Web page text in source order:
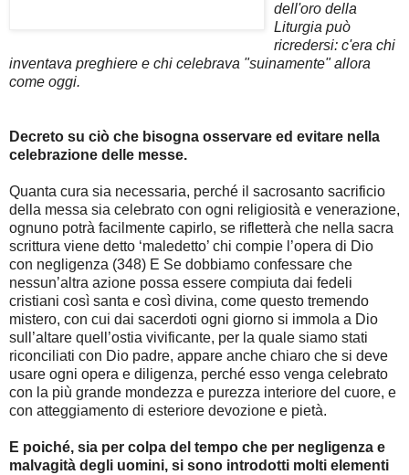
dell'oro della
Liturgia può
ricredersi: c'era chi
inventava preghiere e chi celebrava "suinamente" allora
come oggi.
Decreto su ciò che bisogna osservare ed evitare nella
celebrazione delle messe.
Quanta cura sia necessaria, perché il sacrosanto sacrificio
della messa sia celebrato con ogni religiosità e venerazione,
ognuno potrà facilmente capirlo, se rifletterà che nella sacra
scrittura viene detto ‘maledetto’ chi compie l’opera di Dio
con negligenza (348) E Se dobbiamo confessare che
nessun’altra azione possa essere compiuta dai fedeli
cristiani così santa e così divina, come questo tremendo
mistero, con cui dai sacerdoti ogni giorno si immola a Dio
sull’altare quell’ostia vivificante, per la quale siamo stati
riconciliati con Dio padre, appare anche chiaro che si deve
usare ogni opera e diligenza, perché esso venga celebrato
con la più grande mondezza e purezza interiore del cuore, e
con atteggiamento di esteriore devozione e pietà.
E poiché, sia per colpa del tempo che per negligenza e
malvagità degli uomini, si sono introdotti molti elementi